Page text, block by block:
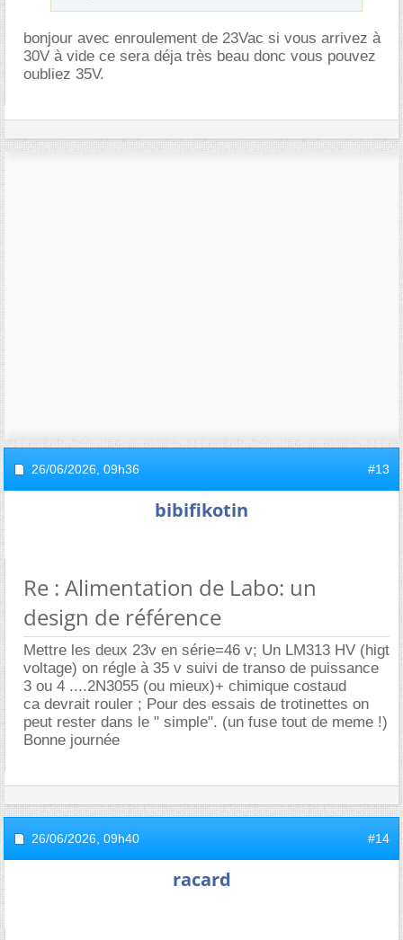
bonjour avec enroulement de 23Vac si vous arrivez à
30V à vide ce sera déja très beau donc vous pouvez
oubliez 35V.
26/06/2026, 09h36 #13
bibifikotin
Re : Alimentation de Labo: un
design de référence
Mettre les deux 23v en série=46 v; Un LM313 HV (higt
voltage) on régle à 35 v suivi de transo de puissance
3 ou 4 ....2N3055 (ou mieux)+ chimique costaud
ca devrait rouler ; Pour des essais de trotinettes on
peut rester dans le " simple". (un fuse tout de meme !)
Bonne journée
26/06/2026, 09h40 #14
racard